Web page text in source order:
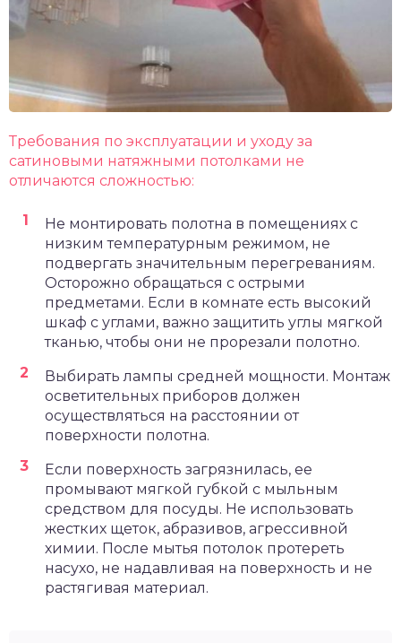
Требования по эксплуатации и уходу за
сатиновыми натяжными потолками не
отличаются сложностью:
Не монтировать полотна в помещениях с
низким температурным режимом, не
подвергать значительным перегреваниям.
Осторожно обращаться с острыми
предметами. Если в комнате есть высокий
шкаф с углами, важно защитить углы мягкой
тканью, чтобы они не прорезали полотно.
Выбирать лампы средней мощности. Монтаж
осветительных приборов должен
осуществляться на расстоянии от
поверхности полотна.
Если поверхность загрязнилась, ее
промывают мягкой губкой с мыльным
средством для посуды. Не использовать
жестких щеток, абразивов, агрессивной
химии. После мытья потолок протереть
насухо, не надавливая на поверхность и не
растягивая материал.